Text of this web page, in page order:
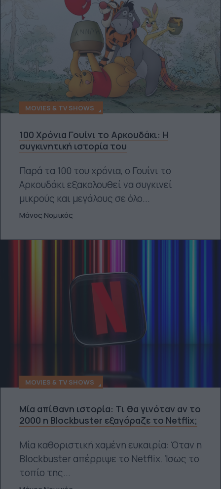
MOVIES & TV SHOWS
100 Χρόνια Γουίνι το Αρκουδάκι: Η
συγκινητική ιστορία του
Παρά τα 100 του χρόνια, ο Γουίνι το
Αρκουδάκι εξακολουθεί να συγκινεί
μικρούς και μεγάλους σε όλο...
Μάνος Νομικός
MOVIES & TV SHOWS
Μία απίθανη ιστορία: Τι θα γινόταν αν το
2000 η Blockbuster εξαγόραζε το Netflix;
Μία καθοριστική χαμένη ευκαιρία: Όταν η
Blockbuster απέρριψε το Netflix. Ίσως το
τοπίο της...